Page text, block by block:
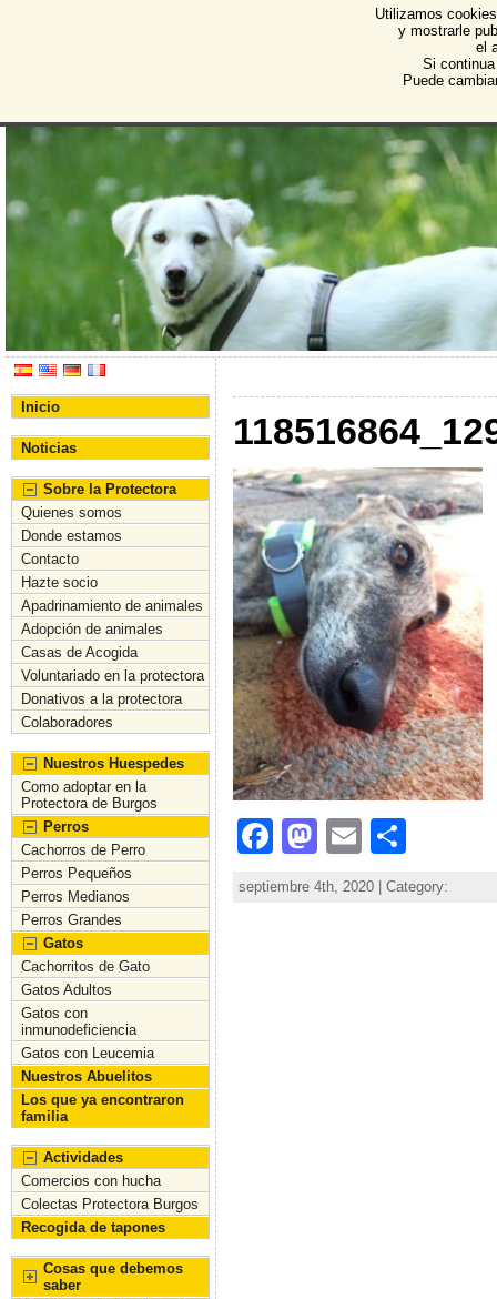
Protectora de Animales
Asociación Protectora de Animales y Plantas de
Inicio
Noticias
Sobre la Protectora
Quienes somos
Donde estamos
Contacto
Hazte socio
Apadrinamiento de animales
Adopción de animales
Casas de Acogida
Voluntariado en la protectora
Donativos a la protectora
Colaboradores
Nuestros Huespedes
Como adoptar en la
Protectora de Burgos
Perros
Cachorros de Perro
Perros Pequeños
Perros Medianos
Perros Grandes
Gatos
Cachorritos de Gato
Gatos Adultos
Gatos con
inmunodeficiencia
Gatos con Leucemia
Nuestros Abuelitos
Los que ya encontraron
familia
Actividades
Comercios con hucha
Colectas Protectora Burgos
Recogida de tapones
Cosas que debemos
saber
Facebook
Mastodon
Email
septiembre 4th, 2020 | Category:
Utilizamos
y mostrarle
el
Si
Puede